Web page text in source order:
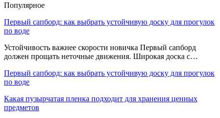
Популярное
Первый сапборд: как выбрать устойчивую доску для прогулок
по воде
Устойчивость важнее скорости новичка Первый сапборд
должен прощать неточные движения. Широкая доска с…
Первый сапборд: как выбрать устойчивую доску для прогулок
по воде
Какая пузырчатая пленка подходит для хранения ценных
предметов